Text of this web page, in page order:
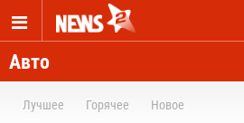
Авто
Лучшее Горячее Новое